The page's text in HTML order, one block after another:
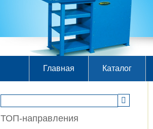
Главная Каталог
ТОП-направления